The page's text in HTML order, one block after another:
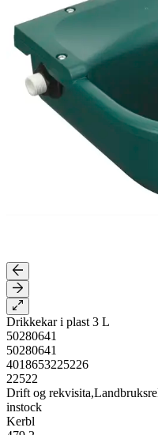
Drikkekar i plast 3 L
50280641
50280641
4018653225226
22522
Drift og
instock
Kerbl